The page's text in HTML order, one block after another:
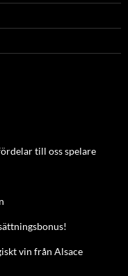
till oss spelare
vin från Alsace